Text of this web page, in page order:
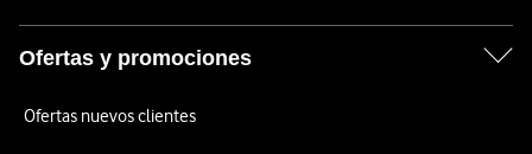
Ofertas y promociones
Ofertas nuevos clientes